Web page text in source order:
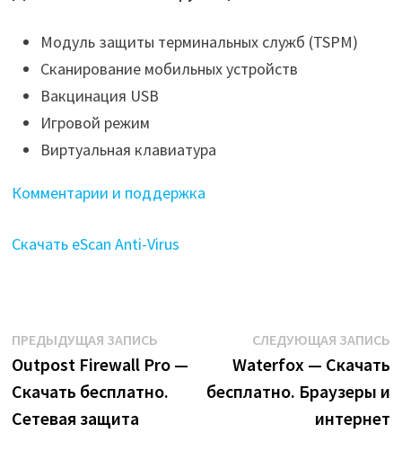
Модуль защиты терминальных служб (TSPM)
Cканирование мобильных устройств
Вакцинация USB
Игровой режим
Виртуальная клавиатура
Комментарии и поддержка
Скачать eScan Anti-Virus
Навигация
по
записям
ПРЕДЫДУЩАЯ ЗАПИСЬПредыдущая
запись:
Outpost Firewall Pro —
Скачать бесплатно.
Сетевая защита
СЛЕДУЮЩАЯ ЗАПИСЬ
Waterfox — Скачать
бесплатно. Браузеры и
интернет